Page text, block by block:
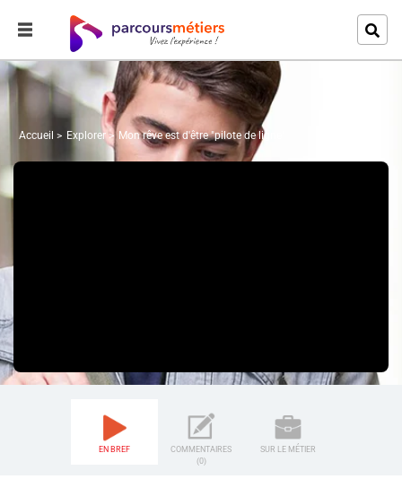
Accueil Explorer Mon rêve est d'être "pilote de ligne"
EN BREF
COMMENTAIRES
(0)
SUR LE MÉTIER